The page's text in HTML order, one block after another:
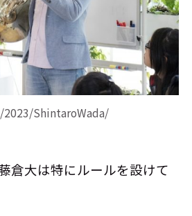
ShintaroWada/
倉大は特にルールを設けて